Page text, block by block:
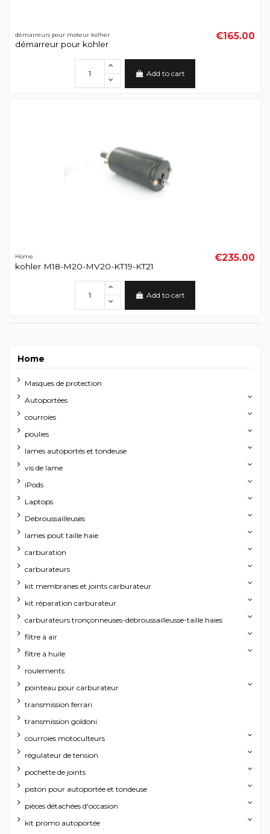
démarreurs pour moteur kolher
démarreur pour kohler
€165.00
Add to cart
Home
kohler M18-M20-MV20-KT19-KT21
€235.00
Add to cart
Home
Masques de protection
Autoportées
courroies
poulies
lames autoportés et tondeuse
vis de lame
iPods
Laptops
Debroussailleuses
lames pout taille haie
carburation
carburateurs
kit membranes et joints carburateur
kit réparation carburateur
carburateurs tronçonneuses-débroussailleusse-taille haies
filtre à air
filtre à huile
roulements
pointeau pour carburateur
transmission ferrari
transmission goldoni
courroies motoculteurs
régulateur de tension
pochette de joints
piston pour autoportée et tondeuse
pièces détachées d'occasion
kit promo autoportée